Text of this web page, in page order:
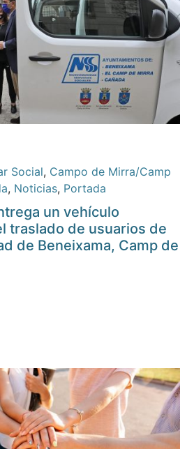
Social, Campo de Mirra/Camp
, Noticias, Portada
un vehículo
traslado de usuarios de
de Beneixama, Camp de